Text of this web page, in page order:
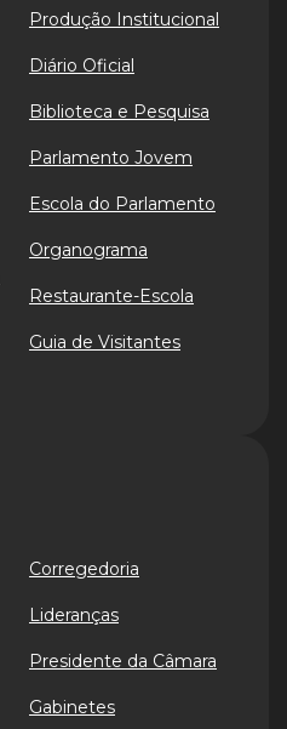
Produção Institucional
Diário Oficial
Biblioteca e Pesquisa
Parlamento Jovem
Escola do Parlamento
Organograma
Restaurante-Escola
Guia de Visitantes
Corregedoria
Lideranças
Presidente da Câmara
Gabinetes